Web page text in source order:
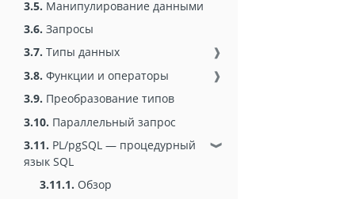
3.5. Манипулирование данными
3.6. Запросы
3.7. Типы данных
❱
3.8. Функции и операторы
❱
3.9. Преобразование типов
3.10. Параллельный запрос
3.11. PL/pgSQL — процедурный
язык SQL
❱
3.11.1. Обзор